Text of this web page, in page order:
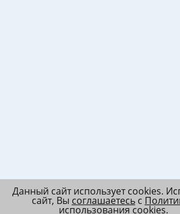
Данный сайт использует cookies.
сайт, Вы соглашаетесьс
использования cookies.